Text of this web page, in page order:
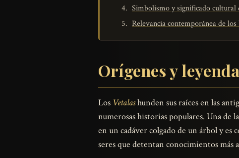
Simbolismo y significado cultural
Relevancia contemporánea de los
Orígenes y
Los Vetalashunden sus raíces en las
numerosas historias populares. Una de
en un cadáver colgado de un árbol y es
seres que detentan conocimientos más